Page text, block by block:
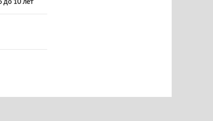
до 10 лет